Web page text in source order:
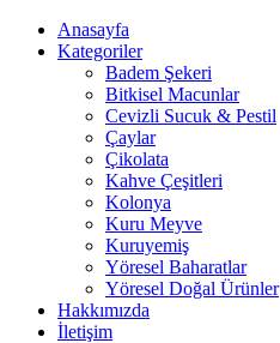
Anasayfa
Kategoriler
Badem Şekeri
Bitkisel Macunlar
Cevizli Sucuk & Pestil
Çaylar
Çikolata
Kahve Çeşitleri
Kolonya
Kuru Meyve
Kuruyemiş
Yöresel Baharatlar
Yöresel Doğal Ürünler
Hakkımızda
İletişim